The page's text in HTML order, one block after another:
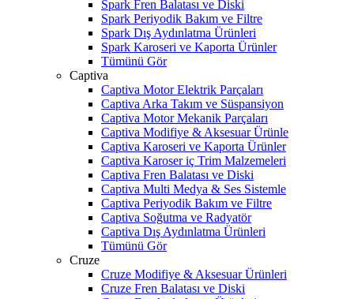
Spark Fren Balatası ve Diski
Spark Periyodik Bakım ve Filtre
Spark Dış Aydınlatma Ürünleri
Spark Karoseri ve Kaporta Ürünler
Tümünü Gör
Captiva
Captiva Motor Elektrik Parçaları
Captiva Arka Takım ve Süspansiyon
Captiva Motor Mekanik Parçaları
Captiva Modifiye & Aksesuar Ürünle
Captiva Karoseri ve Kaporta Ürünler
Captiva Karoser iç Trim Malzemeleri
Captiva Fren Balatası ve Diski
Captiva Multi Medya & Ses Sistemle
Captiva Periyodik Bakım ve Filtre
Captiva Soğutma ve Radyatör
Captiva Dış Aydınlatma Ürünleri
Tümünü Gör
Cruze
Cruze Modifiye & Aksesuar Ürünleri
Cruze Fren Balatası ve Diski